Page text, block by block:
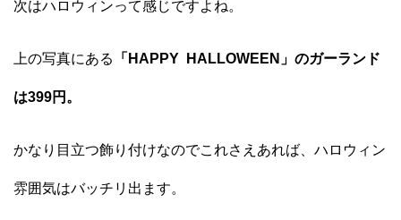
次はハロウィンって感じですよね。
上の写真にある 「HAPPY HALLOWEEN」のガーランド
は399円。
かなり目立つ飾り付けなのでこれさえあれば、ハロウィン
雰囲気はバッチリ出ます。